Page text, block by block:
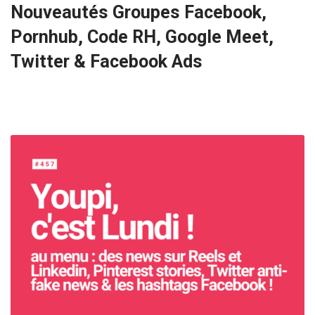
Nouveautés Groupes Facebook,
Pornhub, Code RH, Google Meet,
Twitter & Facebook Ads